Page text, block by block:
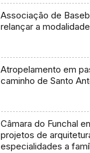
Associação de
relançar a
Atropelamento em
caminho de Santo
Câmara do Funchal
projetos de
especialidades a